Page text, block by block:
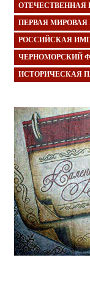
ОТЕЧЕСТВЕННАЯ
ПЕРВАЯ МИРОВАЯ
РОССИЙСКАЯ
ЧЕРНОМОРСКИЙ
ИСТОРИЧЕСКАЯ